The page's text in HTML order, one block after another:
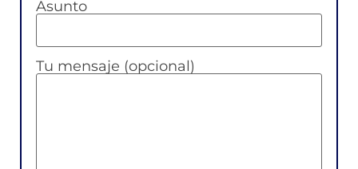
Asunto
Tu mensaje (opcional)